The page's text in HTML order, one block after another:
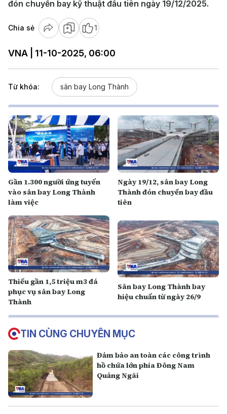
đón chuyến bay kỹ thuật đầu tiên ngày 19/12/2025.
Chia sẻ 1
VNA | 11-10-2025, 06:00
Từ khóa: sân bay Long Thành
Gần 1.300 người ứng tuyển
vào sân bay Long Thành
làm việc
Ngày 19/12, sân bay Long
Thành đón chuyến bay đầu
tiên
Thiếu gần 1,5 triệu m3 đá
phục vụ sân bay Long
Thành
Sân bay Long Thành bay
hiệu chuẩn từ ngày 26/9
TIN CÙNG CHUYÊN MỤC
Đảm bảo an toàn các công trình
hồ chứa lớn phía Đông Nam
Quảng Ngãi